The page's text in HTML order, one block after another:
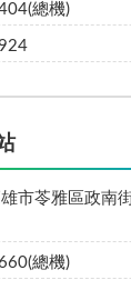
總機)
市苓雅區政南
總機)